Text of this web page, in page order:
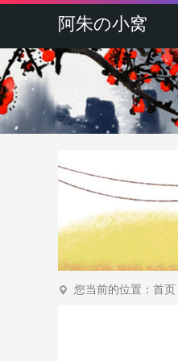
阿朱の小窝
您当前的位置： 首页